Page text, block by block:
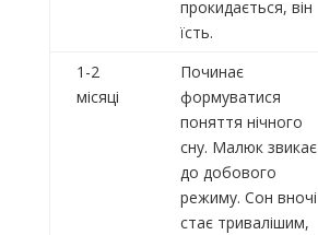
прокидається, він
їсть.
1-2
місяці
Починає
формуватися
поняття нічного
сну. Малюк звикає
до добового
режиму. Сон вночі
стає тривалішим,